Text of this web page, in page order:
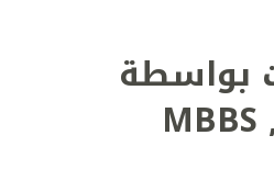
بواسطة
MBBS